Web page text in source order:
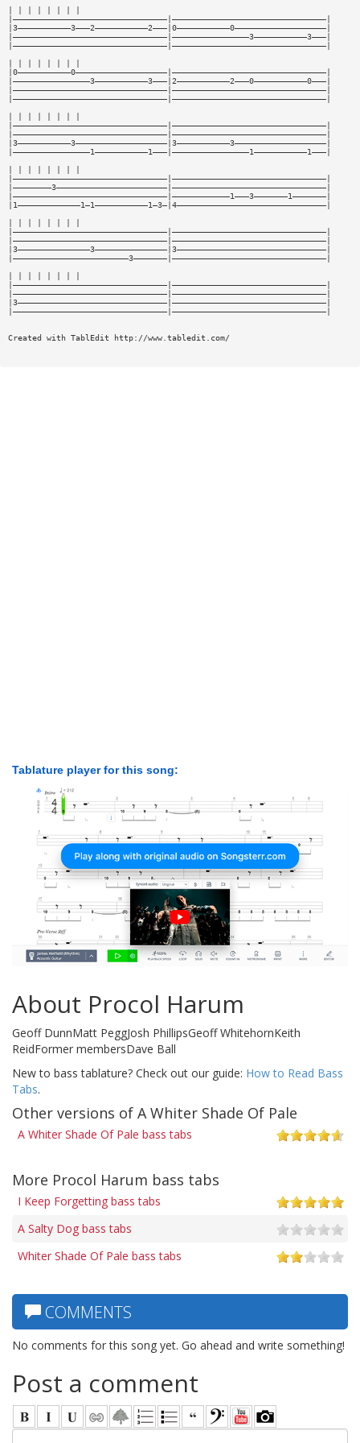
|————————————————————————————————|————————————————————————————————|
|3———————————3———2———————————2———|0———————————0———————————————————|
|————————————————————————————————|————————————————3———————————3———|
|————————————————————————————————|————————————————————————————————|
|0———————————0———————————————————|————————————————————————————————|
|————————————————3———————————3———|2———————————2———0———————————0———|
|————————————————————————————————|————————————————————————————————|
|————————————————————————————————|————————————————————————————————|
|————————————————————————————————|————————————————————————————————|
|————————————————————————————————|————————————————————————————————|
|3———————————3———————————————————|3———————————3———————————————————|
|————————————————1———————————1———|————————————————1———————————1———|
|————————————————————————————————|————————————————————————————————|
|————————3———————————————————————|————————————————————————————————|
|————————————————————————————————|————————————1———3———————1———————|
|1—————————————1—1———————————1—3—|4———————————————————————————————|
|————————————————————————————————|————————————————————————————————|
|————————————————————————————————|————————————————————————————————|
|3———————————————3———————————————|3———————————————————————————————|
|————————————————————————3———————|————————————————————————————————|
|————————————————————————————————|————————————————————————————————|
|————————————————————————————————|————————————————————————————————|
|3———————————————————————————————|————————————————————————————————|
|————————————————————————————————|————————————————————————————————|
Created with TablEdit http://www.tabledit.com/
Tablature player for this song:
About Procol Harum
Geoff DunnMatt PeggJosh PhillipsGeoff WhitehornKeith
ReidFormer membersDave Ball
New to bass tablature? Check out our guide: How to Read Bass
Tabs.
Other versions of A Whiter Shade Of Pale
A Whiter Shade Of Pale bass tabs
More Procol Harum bass tabs
I Keep Forgetting bass tabs
A Salty Dog bass tabs
Whiter Shade Of Pale bass tabs
COMMENTS
No comments for this song yet. Go ahead and write something!
Post a comment